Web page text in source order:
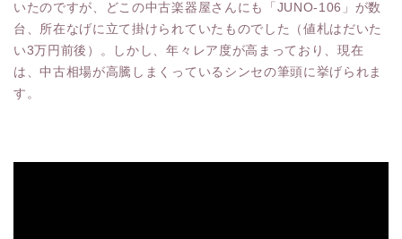
いたのですが、どこの中古楽器屋さんにも「JUNO-106」が数
台、所在なげに立て掛けられていたものでした（値札はだいた
い3万円前後）。しかし、年々レア度が高まっており、現在
は、中古相場が高騰しまくっているシンセの筆頭に挙げられま
す。